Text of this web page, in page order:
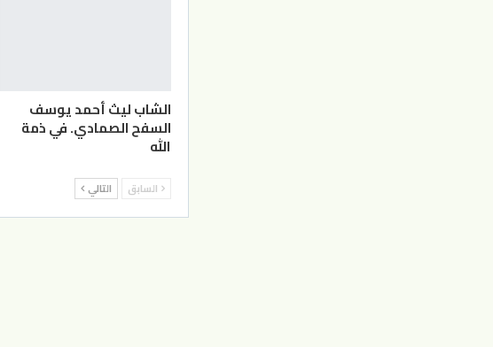
الشاب ليث أحمد يوسف
السفح الصمادي. في ذمة
الله
السابق التالي